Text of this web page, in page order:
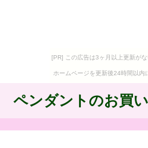
[PR] この広告は3ヶ月以上更新がな
ホームページを更新後24時間以内
ペンダントのお買